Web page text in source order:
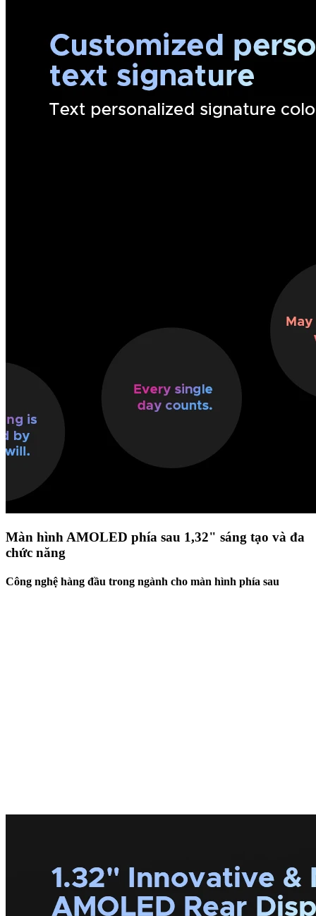
Màn hình AMOLED phía sau 1,32" sáng tạo và đa
chức năng
Công nghệ hàng đầu trong ngành cho màn hình phía sau